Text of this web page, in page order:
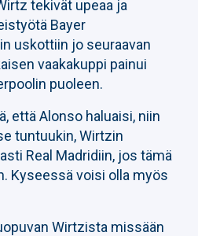
tekivät upeaa ja
Bayer
uskottiin jo seuraavan
vaakakuppi painui
puoleen.
että Alonso haluaisi, niin
tuntuukin, Wirtzin
Real Madridiin, jos tämä
Kyseessä voisi olla myös
Wirtzista missään